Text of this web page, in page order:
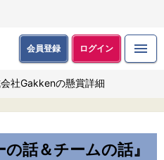
会員登録 ログイン
社Gakkenの懸賞詳細
の話＆チームの話』